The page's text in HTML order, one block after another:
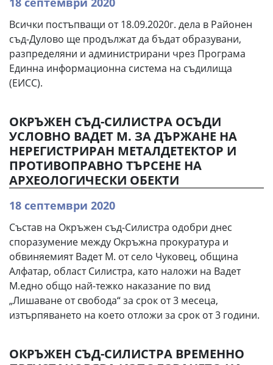
Всички постъпващи от 18.09.2020г. дела в Районен
съд-Дулово ще продължат да бъдат образувани,
разпределяни и администрирани чрез Програма
Единна информационна система на съдилища
(ЕИСС).
ОКРЪЖЕН СЪД-СИЛИСТРА ОСЪДИ
УСЛОВНО ВАДЕТ М. ЗА ДЪРЖАНЕ НА
НЕРЕГИСТРИРАН МЕТАЛДЕТЕКТОР И
ПРОТИВОПРАВНО ТЪРСЕНЕ НА
АРХЕОЛОГИЧЕСКИ ОБЕКТИ
18 септември 2020
Състав на Окръжен съд-Силистра одобри днес
споразумение между Окръжна прокуратура и
обвиняемият Вадет М. от село Чуковец, община
Алфатар, област Силистра, като наложи на Вадет
М.едно общо най-тежко наказание по вид
„Лишаване от свобода“ за срок от 3 месеца,
изтърпяването на което отложи за срок от 3 години.
ОКРЪЖЕН СЪД-СИЛИСТРА ВРЕМЕННО